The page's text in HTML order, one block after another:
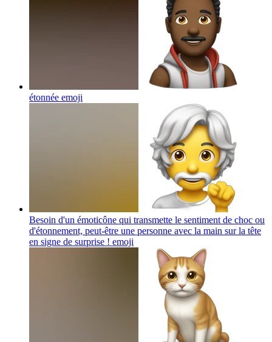
étonnée emoji
Besoin d'un émoticône qui transmette le sentiment de choc ou
d'étonnement, peut-être une personne avec la main sur la tête
en signe de surprise ! emoji